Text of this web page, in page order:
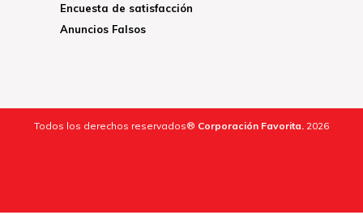
Encuesta de satisfacción
Anuncios Falsos
Todos los derechos reservados® Corporación Favorita. 2026